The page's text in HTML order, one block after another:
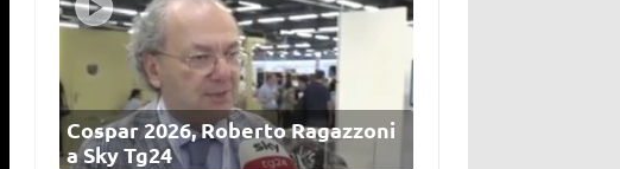
Cospar 2026, Roberto Ragazzoni
a Sky Tg24